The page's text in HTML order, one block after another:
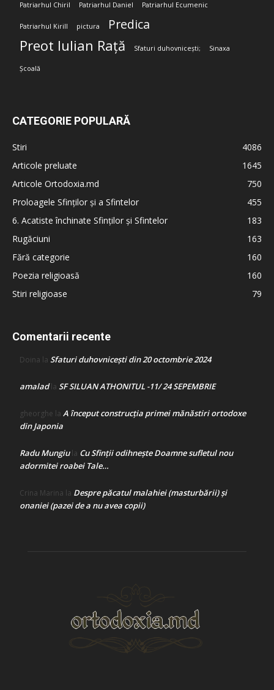
Patriarhul Chiril Patriarhul Daniel Patriarhul Ecumenic
Patriarhul Kirill pictura Predica
Preot Iulian Rață Sfaturi duhovnicești; Sinaxa
Școală
CATEGORIE POPULARĂ
Stiri
4086
Articole preluate
1645
Articole Ortodoxia.md
750
Proloagele Sfinților și a Sfintelor
455
6. Acatiste închinate Sfinților și Sfintelor
183
Rugăciuni
163
Fără categorie
160
Poezia religioasă
160
Stiri religioase
79
Comentarii recente
Doina la Sfaturi duhovnicești din 20 octombrie 2024
amaladla SF SILUAN ATHONITUL -11/ 24 SEPEMBRIE
gheorghe la A început construcţia primei mănăstiri ortodoxe
din Japonia
Radu Mungiula Cu Sfinții odihnește Doamne sufletul nou
adormitei roabei Tale…
Crina Marina la Despre păcatul malahiei (masturbării) şi
onaniei (pazei de a nu avea copii)